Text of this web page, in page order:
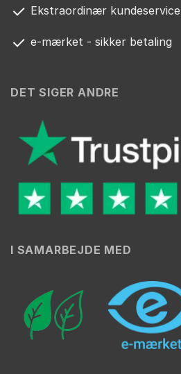
Ekstraordinær kundeservice
e-mærket - sikker betaling
DET SIGER ANDRE
I SAMARBEJDE MED